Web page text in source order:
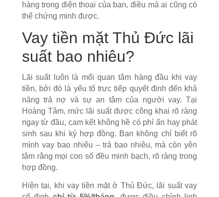
hàng trong điện thoại của bạn, điều mà ai cũng có
thể chứng minh được.
Vay tiền mặt Thủ Đức lãi
suất bao nhiêu?
Lãi suất luôn là mối quan tâm hàng đầu khi vay
tiền, bởi đó là yếu tố trực tiếp quyết định đến khả
năng trả nợ và sự an tâm của người vay. Tại
Hoàng Tâm, mức lãi suất được công khai rõ ràng
ngay từ đầu, cam kết không hề có phí ẩn hay phát
sinh sau khi ký hợp đồng. Bạn không chỉ biết rõ
mình vay bao nhiêu – trả bao nhiêu, mà còn yên
tâm rằng mọi con số đều minh bạch, rõ ràng trong
hợp đồng.
Hiện tại, khi vay tiền mặt ở Thủ Đức, lãi suất vay